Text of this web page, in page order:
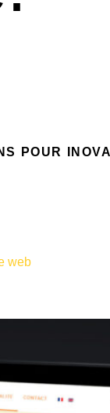
POUR
web